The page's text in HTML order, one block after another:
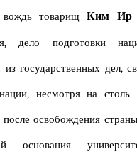
вождь товарищ Ким Ир
дело подготовки
государственных дел,
несмотря на столь
после освобождения
основания